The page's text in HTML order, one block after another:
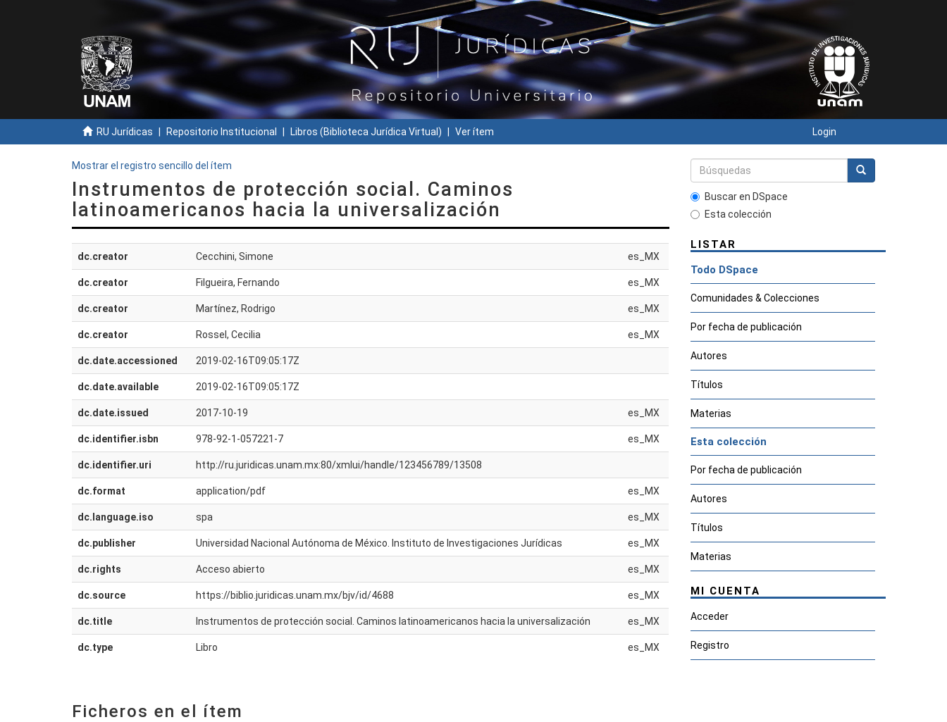
RU Jurídicas Repositorio Institucional Libros (Biblioteca Jurídica Virtual) Ver ítem Login
Mostrar el registro sencillo del ítem
Instrumentos de protección social. Caminos
latinoamericanos hacia la universalización
dc.creator Cecchini, Simone es_MX
dc.creator Filgueira, Fernando es_MX
dc.creator Martínez, Rodrigo es_MX
dc.creator Rossel, Cecilia es_MX
dc.date.accessioned 2019-02-16T09:05:17Z
dc.date.available 2019-02-16T09:05:17Z
dc.date.issued 2017-10-19 es_MX
dc.identifier.isbn 978-92-1-057221-7 es_MX
dc.identifier.uri http://ru.juridicas.unam.mx:80/xmlui/handle/123456789/13508
dc.format application/pdf es_MX
dc.language.iso spa es_MX
dc.publisher Universidad Nacional Autónoma de México. Instituto de Investigaciones Jurídicas es_MX
dc.rights Acceso abierto es_MX
dc.source https://biblio.juridicas.unam.mx/bjv/id/4688 es_MX
dc.title Instrumentos de protección social. Caminos latinoamericanos hacia la universalización es_MX
dc.type Libro es_MX
Ficheros en el ítem
Buscar en DSpace
Esta colección
LISTAR
Todo DSpace
Comunidades & Colecciones
Por fecha de publicación
Autores
Títulos
Materias
Esta colección
Por fecha de publicación
Autores
Títulos
Materias
MI CUENTA
Acceder
Registro